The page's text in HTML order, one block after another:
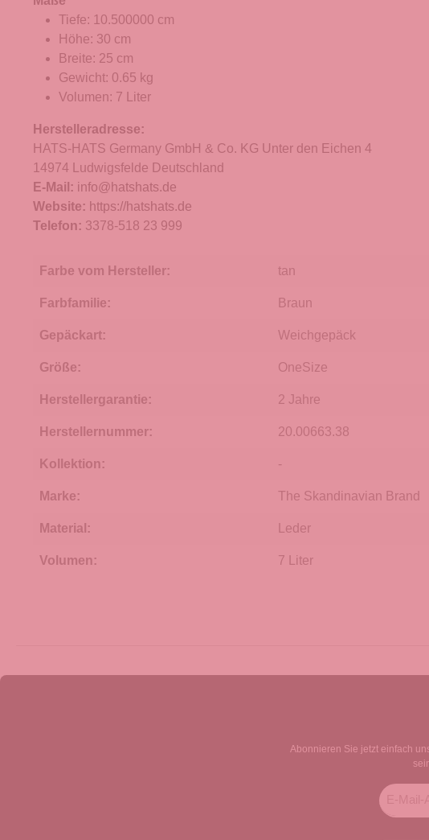
Tiefe: 10.500000 cm
Höhe: 30 cm
Breite: 25 cm
Gewicht: 0.65 kg
Volumen: 7 Liter
Herstelleradresse:
HATS-HATS Germany GmbH & Co. KG Unter den Eichen 4
14974 Ludwigsfelde Deutschland
E-Mail: info@hatshats.de
Website: https://hatshats.de
Telefon: 3378-518 23 999
Farbe vom Hersteller: tan
Farbfamilie: Braun
Gepäckart: Weichgepäck
Größe: OneSize
Herstellergarantie: 2 Jahre
Herstellernummer: 20.00663.38
Kollektion: -
Marke: The Skandinavian Brand
Material: Leder
Volumen: 7 Liter
Abonnieren Sie jetzt einfach